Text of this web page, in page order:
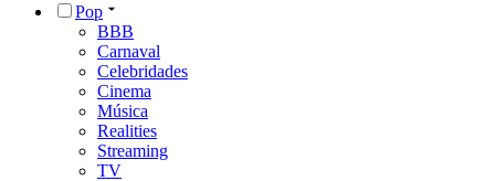
Pop
BBB
Carnaval
Celebridades
Cinema
Música
Realities
Streaming
TV